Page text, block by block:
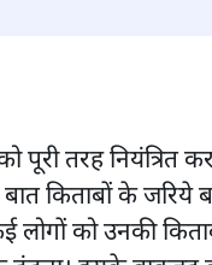
पूरी तरह
किताबों के जरिये
लोगों को उनकी